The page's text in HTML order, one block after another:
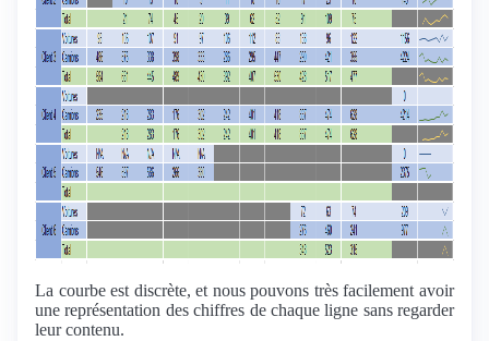
La courbe est discrète, et nous pouvons très facilement avoir
une représentation des chiffres de chaque ligne sans regarder
leur contenu.